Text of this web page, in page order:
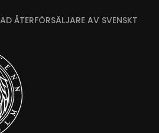
ÅTERFÖRSÄLJARE AV SVENSKT